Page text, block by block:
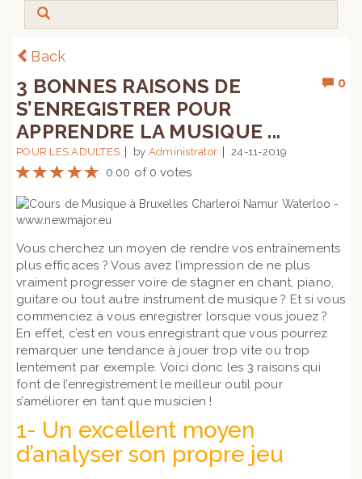
Back
0
3 BONNES RAISONS DE
S’ENREGISTRER POUR
APPRENDRE LA MUSIQUE ...
POUR LES ADULTES by Administrator 24-11-2019
0.00 of 0 votes
Vous cherchez un moyen de rendre vos entraînements
plus efficaces ? Vous avez l’impression de ne plus
vraiment progresser voire de stagner en chant, piano,
guitare ou tout autre instrument de musique ? Et si vous
commenciez à vous enregistrer lorsque vous jouez ?
En effet, c’est en vous enregistrant que vous pourrez
remarquer une tendance à jouer trop vite ou trop
lentement par exemple. Voici donc les 3 raisons qui
font de l’enregistrement le meilleur outil pour
s’améliorer en tant que musicien !
1- Un excellent moyen
d’analyser son propre jeu